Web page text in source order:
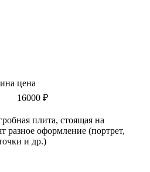
цена
16000 ₽
плита, стоящая на
разное оформление (портрет,
и др.)